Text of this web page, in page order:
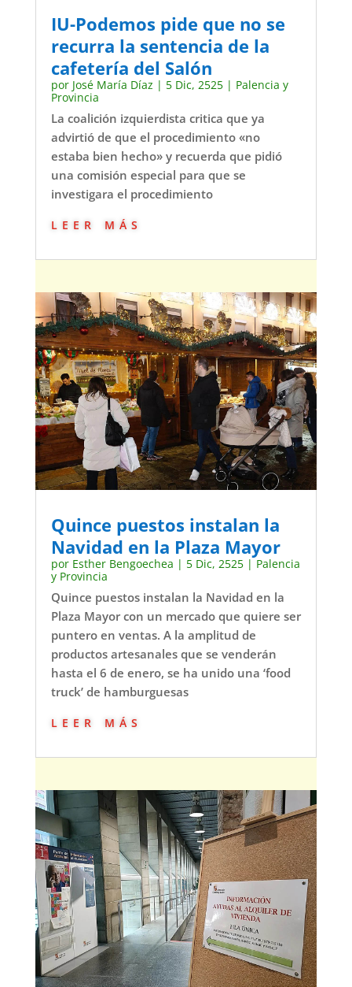
IU-Podemos pide que no se
recurra la sentencia de la
cafetería del Salón
por José María Díaz | 5 Dic, 2525| Palencia y
Provincia
La coalición izquierdista critica que ya
advirtió de que el procedimiento «no
estaba bien hecho» y recuerda que pidió
una comisión especial para que se
investigara el procedimiento
leer más
Quince puestos instalan la
Navidad en la Plaza Mayor
por Esther Bengoechea | 5 Dic, 2525| Palencia
y Provincia
Quince puestos instalan la Navidad en la
Plaza Mayor con un mercado que quiere ser
puntero en ventas. A la amplitud de
productos artesanales que se venderán
hasta el 6 de enero, se ha unido una ‘food
truck’ de hamburguesas
leer más